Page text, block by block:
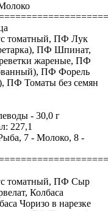
томатный, ПФ Лук
ПФ Шпинат,
жареные, ПФ
ПФ Форель
ПФ Томаты без семян
- 30,0 г
227,1
7 - Молоко, 8 -
томатный, ПФ Сыр
Колбаса
Чоризо в нарезке